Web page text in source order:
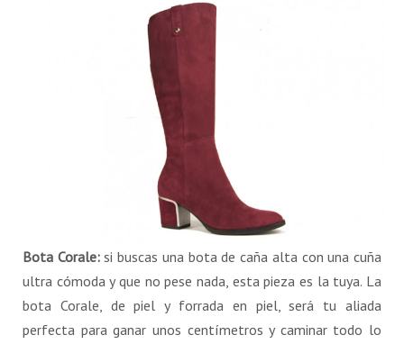
Bota Corale:si buscas una bota de caña alta con una cuña
ultra cómoda y que no pese nada, esta pieza es la tuya. La
bota Corale, de piel y forrada en piel, será tu aliada
perfecta para ganar unos centímetros y caminar todo lo